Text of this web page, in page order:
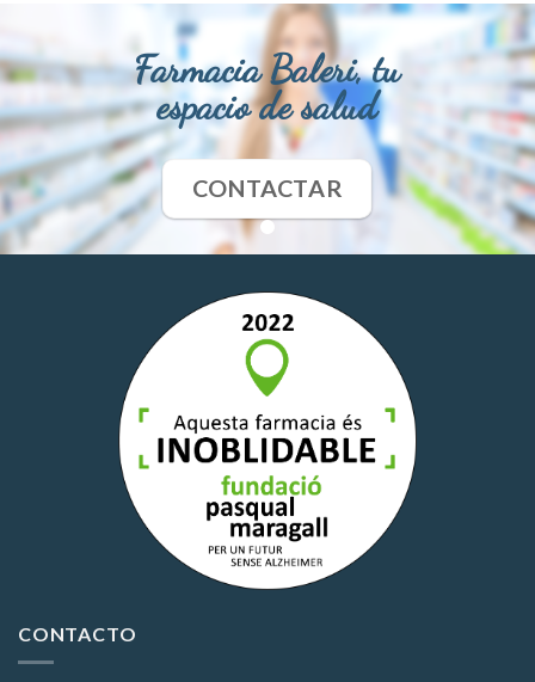
Farmacia Baleri, tu
espacio de salud
CONTACTAR
CONTACTO